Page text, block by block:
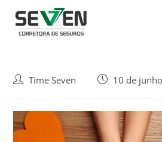
para
AutorTime Seven
Post10 de